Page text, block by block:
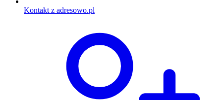
Kontakt z adresowo.pl